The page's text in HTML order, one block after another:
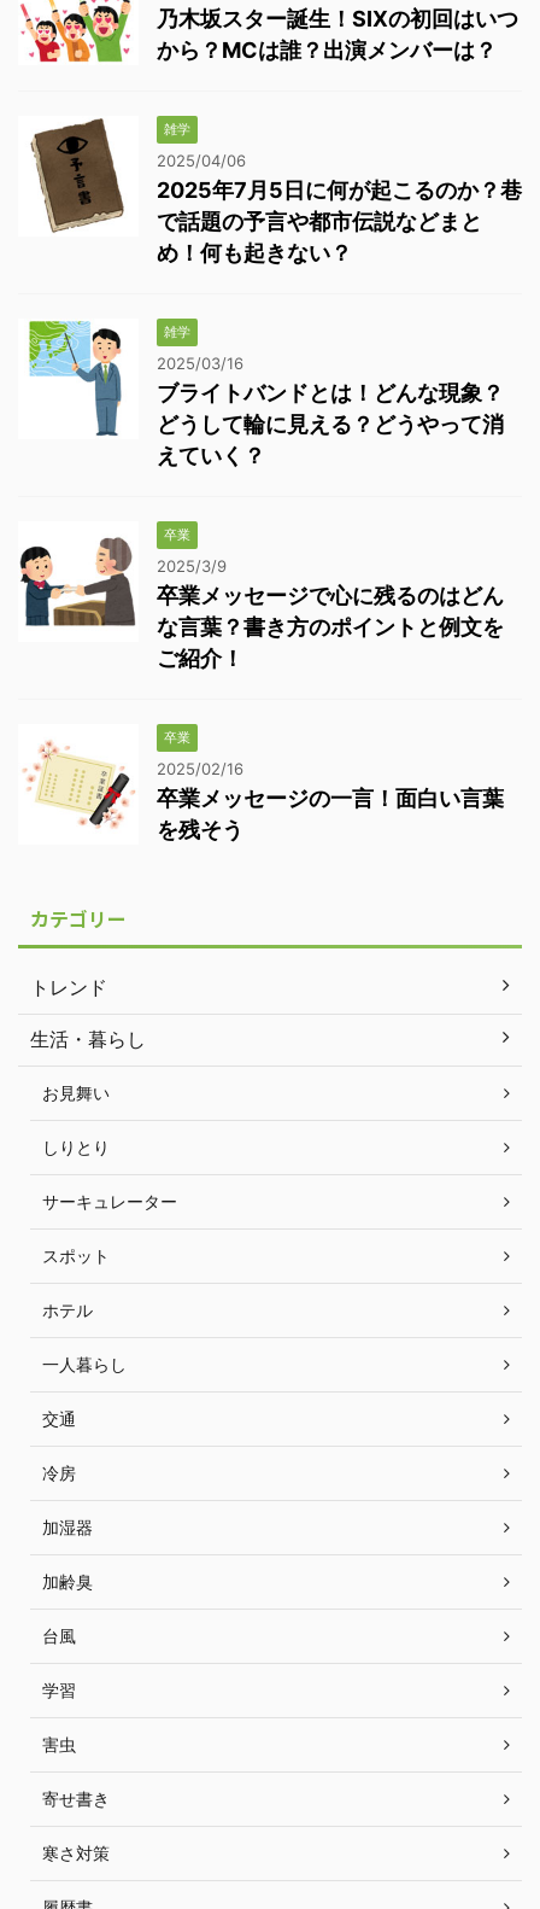
乃木坂スター誕生！SIXの初回はいつ
から？MCは誰？出演メンバーは？
雑学
2025/04/06
2025年7月5日に何が起こるのか？巷
で話題の予言や都市伝説などまと
め！何も起きない？
雑学
2025/03/16
ブライトバンドとは！どんな現象？
どうして輪に見える？どうやって消
えていく？
卒業
2025/3/9
卒業メッセージで心に残るのはどん
な言葉？書き方のポイントと例文を
ご紹介！
卒業
2025/02/16
卒業メッセージの一言！面白い言葉
を残そう
カテゴリー
トレンド
生活・暮らし
お見舞い
しりとり
サーキュレーター
スポット
ホテル
一人暮らし
交通
冷房
加湿器
加齢臭
台風
学習
害虫
寄せ書き
寒さ対策